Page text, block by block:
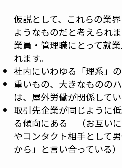
仮説として、これらの業
ようなものだと考えられ
業員・管理職にとって就
れます。
社内にいわゆる「理系」
重いもの、大きなものの
は、屋外労働が関係して
取引先企業が同じように
る傾向にある （お互い
やコンタクト相手として
から」と言い合っている）